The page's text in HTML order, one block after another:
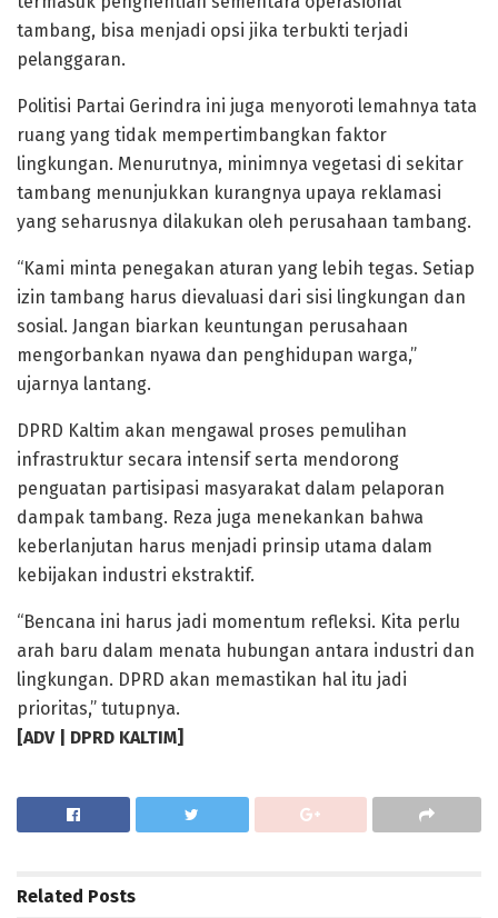
tambang, bisa menjadi opsi jika terbukti terjadi
pelanggaran.
Politisi Partai Gerindra ini juga menyoroti lemahnya tata
ruang yang tidak mempertimbangkan faktor
lingkungan. Menurutnya, minimnya vegetasi di sekitar
tambang menunjukkan kurangnya upaya reklamasi
yang seharusnya dilakukan oleh perusahaan tambang.
“Kami minta penegakan aturan yang lebih tegas. Setiap
izin tambang harus dievaluasi dari sisi lingkungan dan
sosial. Jangan biarkan keuntungan perusahaan
mengorbankan nyawa dan penghidupan warga,”
ujarnya lantang.
DPRD Kaltim akan mengawal proses pemulihan
infrastruktur secara intensif serta mendorong
penguatan partisipasi masyarakat dalam pelaporan
dampak tambang. Reza juga menekankan bahwa
keberlanjutan harus menjadi prinsip utama dalam
kebijakan industri ekstraktif.
“Bencana ini harus jadi momentum refleksi. Kita perlu
arah baru dalam menata hubungan antara industri dan
lingkungan. DPRD akan memastikan hal itu jadi
prioritas,” tutupnya.
[ADV | DPRD KALTIM]
Related Posts